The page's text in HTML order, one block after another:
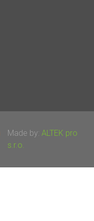
Made by: ALTEK pro
s.r.o.